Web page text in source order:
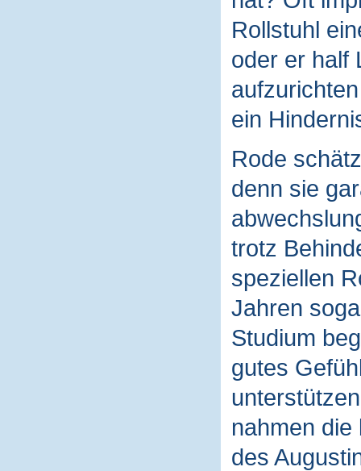
Rollstuhl
oder er half
ein
Rode
denn sie
trotz
speziellen
Jahren
Studium
gutes
nahmen
des